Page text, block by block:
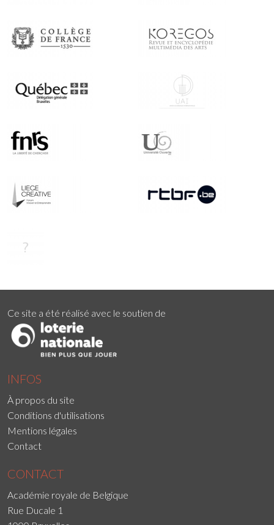
Ce site a été réalisé avec le soutien de
INFOS
À propos du site
Conditions d'utilisations
Mentions légales
Contact
CONTACT
Académie royale de Belgique
Rue Ducale 1